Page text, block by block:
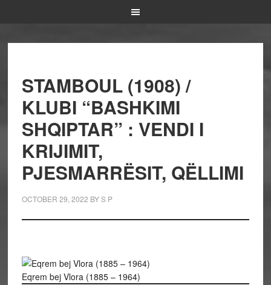
STAMBOUL (1908) /
KLUBI “BASHKIMI
SHQIPTAR” : VENDI I
KRIJIMIT,
PJESMARRËSIT, QËLLIMI
OCTOBER 29, 2022 BYS P
Eqrem bej Vlora (1885 – 1964)